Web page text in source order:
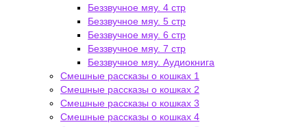
Беззвучное мяу. 4 стр
Беззвучное мяу. 5 стр
Беззвучное мяу. 6 стр
Беззвучное мяу. 7 стр
Беззвучное мяу. Аудиокнига
Смешные рассказы о кошках 1
Смешные рассказы о кошках 2
Смешные рассказы о кошках 3
Смешные рассказы о кошках 4